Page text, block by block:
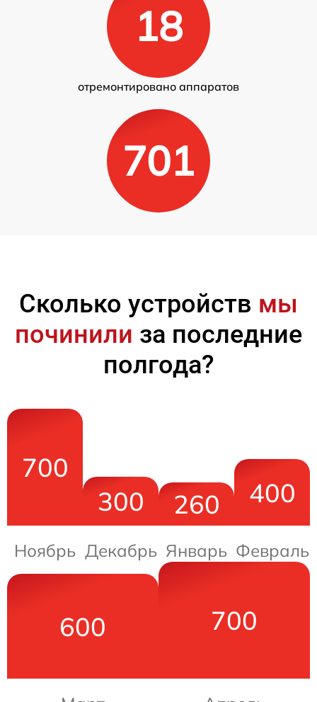
18
отремонтировано аппаратов
701
Сколько устройств мы
починили за последние
полгода?
700
Ноябрь
300
Декабрь
260
Январь
400
Февраль
600 700